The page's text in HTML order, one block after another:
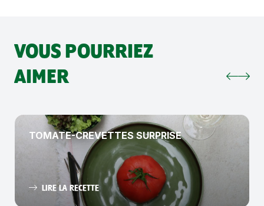
VOUS POURRIEZ
AIMER
TOMATE-CREVETTES SURPRISE
LIRE LA RECETTE